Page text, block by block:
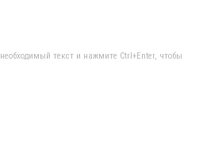
текст и нажмите Ctrl+Enter, чтобы